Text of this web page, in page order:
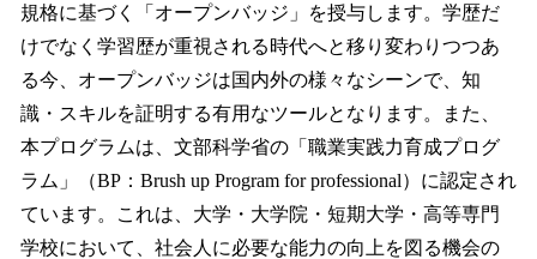
規格に基づく「オープンバッジ」を授与します。学歴だ
けでなく学習歴が重視される時代へと移り変わりつつあ
る今、オープンバッジは国内外の様々なシーンで、知
識・スキルを証明する有用なツールとなります。また、
本プログラムは、文部科学省の「職業実践力育成プログ
ラム」（BP：Brush up Program for professional）に認定され
ています。これは、大学・大学院・短期大学・高等専門
学校において、社会人に必要な能力の向上を図る機会の